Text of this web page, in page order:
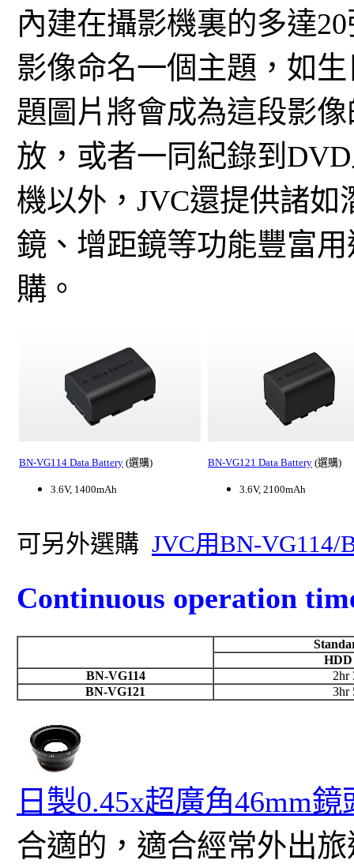
內建在攝影機裏的多達
影像命名一個主題，如
題圖片將會成為這段影
放，或者一同紀錄到
機以外，JVC還提供諸
鏡、增距鏡等功能豐富
購。
BN-VG114 Data Battery (選購)
3.6V, 1400mAh
BN-VG121 Data Battery (選購)
3.6V, 2100mAh
可另外選購 JVC用BN-VG114/
Continuous operation
HDD
BN-VG114
2hr
BN-VG121
3hr
日製0.45x超廣角46mm
合適的，適合經常外出